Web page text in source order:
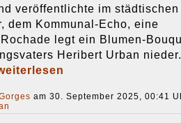
veröffentlichte im städtischen
dem Kommunal-Echo, eine
legt ein Blumen-
Heribert Urban nieder.
am 30. September 2025, 00:41